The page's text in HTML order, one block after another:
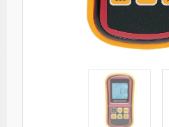
Anémomètre
avec sonde
séparée,
mesure de 0.3